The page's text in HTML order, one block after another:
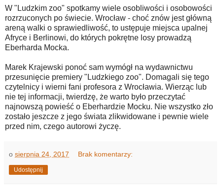
W "Ludzkim zoo" spotkamy wiele osobliwości i osobowości
rozrzuconych po świecie. Wrocław - choć znów jest główną
areną walki o sprawiedliwość, to ustępuje miejsca upalnej
Afryce i Berlinowi, do których pokrętne losy prowadzą
Eberharda Mocka.
Marek Krajewski ponoć sam wymógł na wydawnictwu
przesunięcie premiery "Ludzkiego zoo". Domagali się tego
czytelnicy i wierni fani profesora z Wrocławia. Wierząc lub
nie tej informacji, twierdzę, że warto było przeczytać
najnowszą powieść o Eberhardzie Mocku. Nie wszystko zło
zostało jeszcze z jego świata zlikwidowane i pewnie wiele
przed nim, czego autorowi życzę.
o sierpnia 24, 2017 Brak komentarzy:
Udostępnij